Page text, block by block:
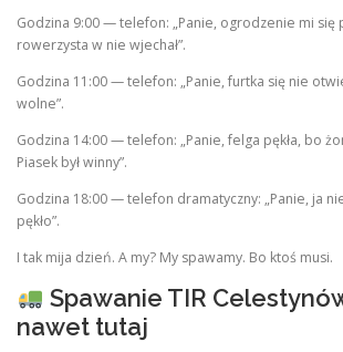
Godzina 9:00 — telefon: „Panie, ogrodzenie mi się
rowerzysta w nie wjechał”.
Godzina 11:00 — telefon: „Panie, furtka się nie
wolne”.
Godzina 14:00 — telefon: „Panie, felga pękła, bo
Piasek był winny”.
Godzina 18:00 — telefon dramatyczny: „Panie, ja
pękło”.
I tak mija dzień. A my? My spawamy. Bo ktoś musi.
Spawanie TIR
nawet tutaj